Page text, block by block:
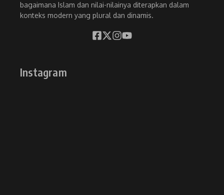
bagaimana Islam dan nilai-nilainya diterapkan dalam
konteks modern yang plural dan dinamis.
Instagram